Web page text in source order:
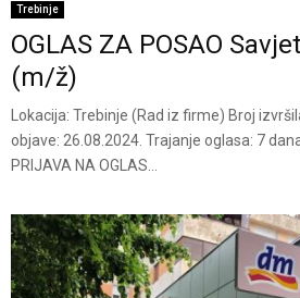
Trebinje
OGLAS ZA POSAO
(m/ž)
Lokacija: Trebinje (Rad iz firme) Broj
objave: 26.08.2024. Trajanje oglasa: 7
PRIJAVA NA OGLAS...